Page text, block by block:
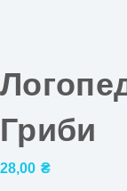
Гриби
28,00 ₴